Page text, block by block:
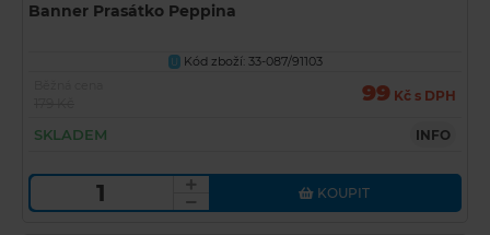
Banner Prasátko Peppina
U Kód zboží: 33-087/91103
99 Kč s DPH
SKLADEM INFO
KOUPIT